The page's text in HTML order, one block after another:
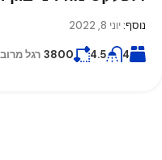
נוסף:יוני 8, 2022
4
4.5
3800 רגל
נוסף: יוני 13, 2022